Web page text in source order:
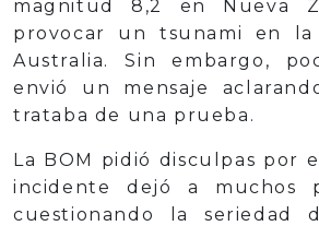
magnitud 8,2 en Nueva
provocar un tsunami en
Australia. Sin embargo,
envió un mensaje
trataba de una prueba.
La BOM pidió disculpas por
incidente dejó a muchos
cuestionando la seriedad